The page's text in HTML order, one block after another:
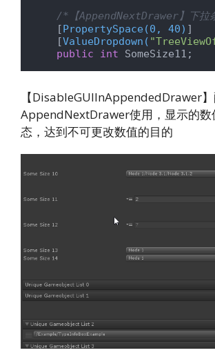
/*【AppendNextDrawer】下拉
    [
PropertySpace(0, 40) ]
    [
ValueDropdown(
public
int SomeSize11;
【DisableGUIInAppendedDrawer
AppendNextDrawer使用，显示的数
态，达到不可更改数值的目的